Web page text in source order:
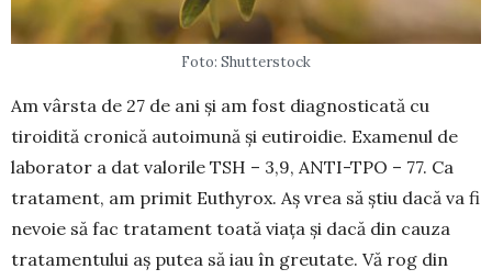
Foto: Shutterstock
Am vârsta de 27 de ani și am fost diag­nosticată cu
tiroidită cronică autoimună și euti­roidie. Examenul de
laborator a dat valorile TSH – 3,9, ANTI-TPO – 77. Ca
tratament, am pri­mit Euthyrox. Aș vrea să știu dacă va fi
nevoie să fac tratament toată viața și dacă din cauza
tratamen­tului aș putea să iau în greutate. Vă rog din